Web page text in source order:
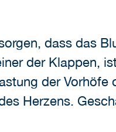
dass das
der Klappen,
der Vorhöfe
Herzens.